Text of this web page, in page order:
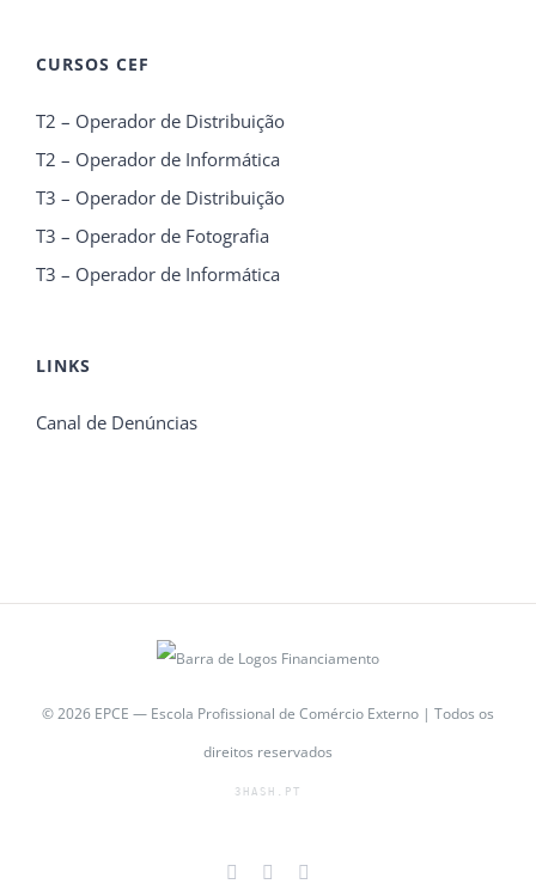
CURSOS CEF
T2 – Operador de Distribuição
T2 – Operador de Informática
T3 – Operador de Distribuição
T3 – Operador de Fotografia
T3 – Operador de Informática
LINKS
Canal de Denúncias
© 2026 EPCE — Escola Profissional de Comércio Externo | Todos os
direitos reservados
3HASH.PT
FacebookYouTube